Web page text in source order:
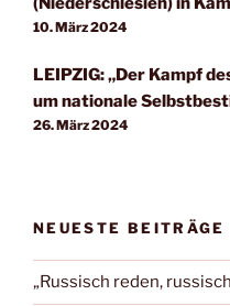
10. März 2024
LEIPZIG: „Der Kampf
um nationale
26. März 2024
NEUESTE BEITRÄGE
„Russisch reden,